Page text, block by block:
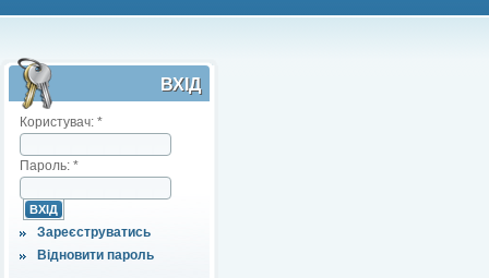
ВХІД
Користувач: *
Пароль: *
Зареєструватись
Відновити пароль